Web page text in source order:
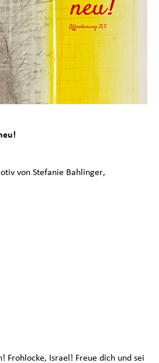
von Stefanie Bahlinger,
Frohlocke, Israel! Freue dich und sei